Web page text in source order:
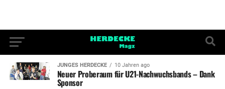
JUNGES HERDECKE 10 Jahren ago
Neuer Proberaum für U21-Nachwuchsbands – Dank
Sponsor